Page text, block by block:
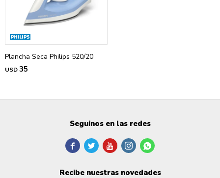
Plancha Seca Philips 520/20
USD35
Seguinos en las redes
    
Recibe nuestras novedades